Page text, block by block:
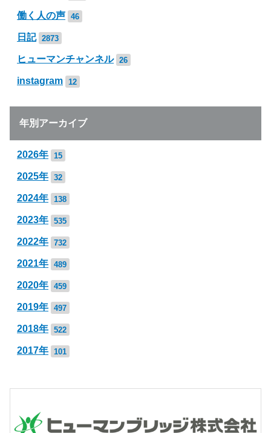
働く人の声 46
日記 2873
ヒューマンチャンネル 26
instagram 12
年別アーカイブ
2026年 15
2025年 32
2024年 138
2023年 535
2022年 732
2021年 489
2020年 459
2019年 497
2018年 522
2017年 101